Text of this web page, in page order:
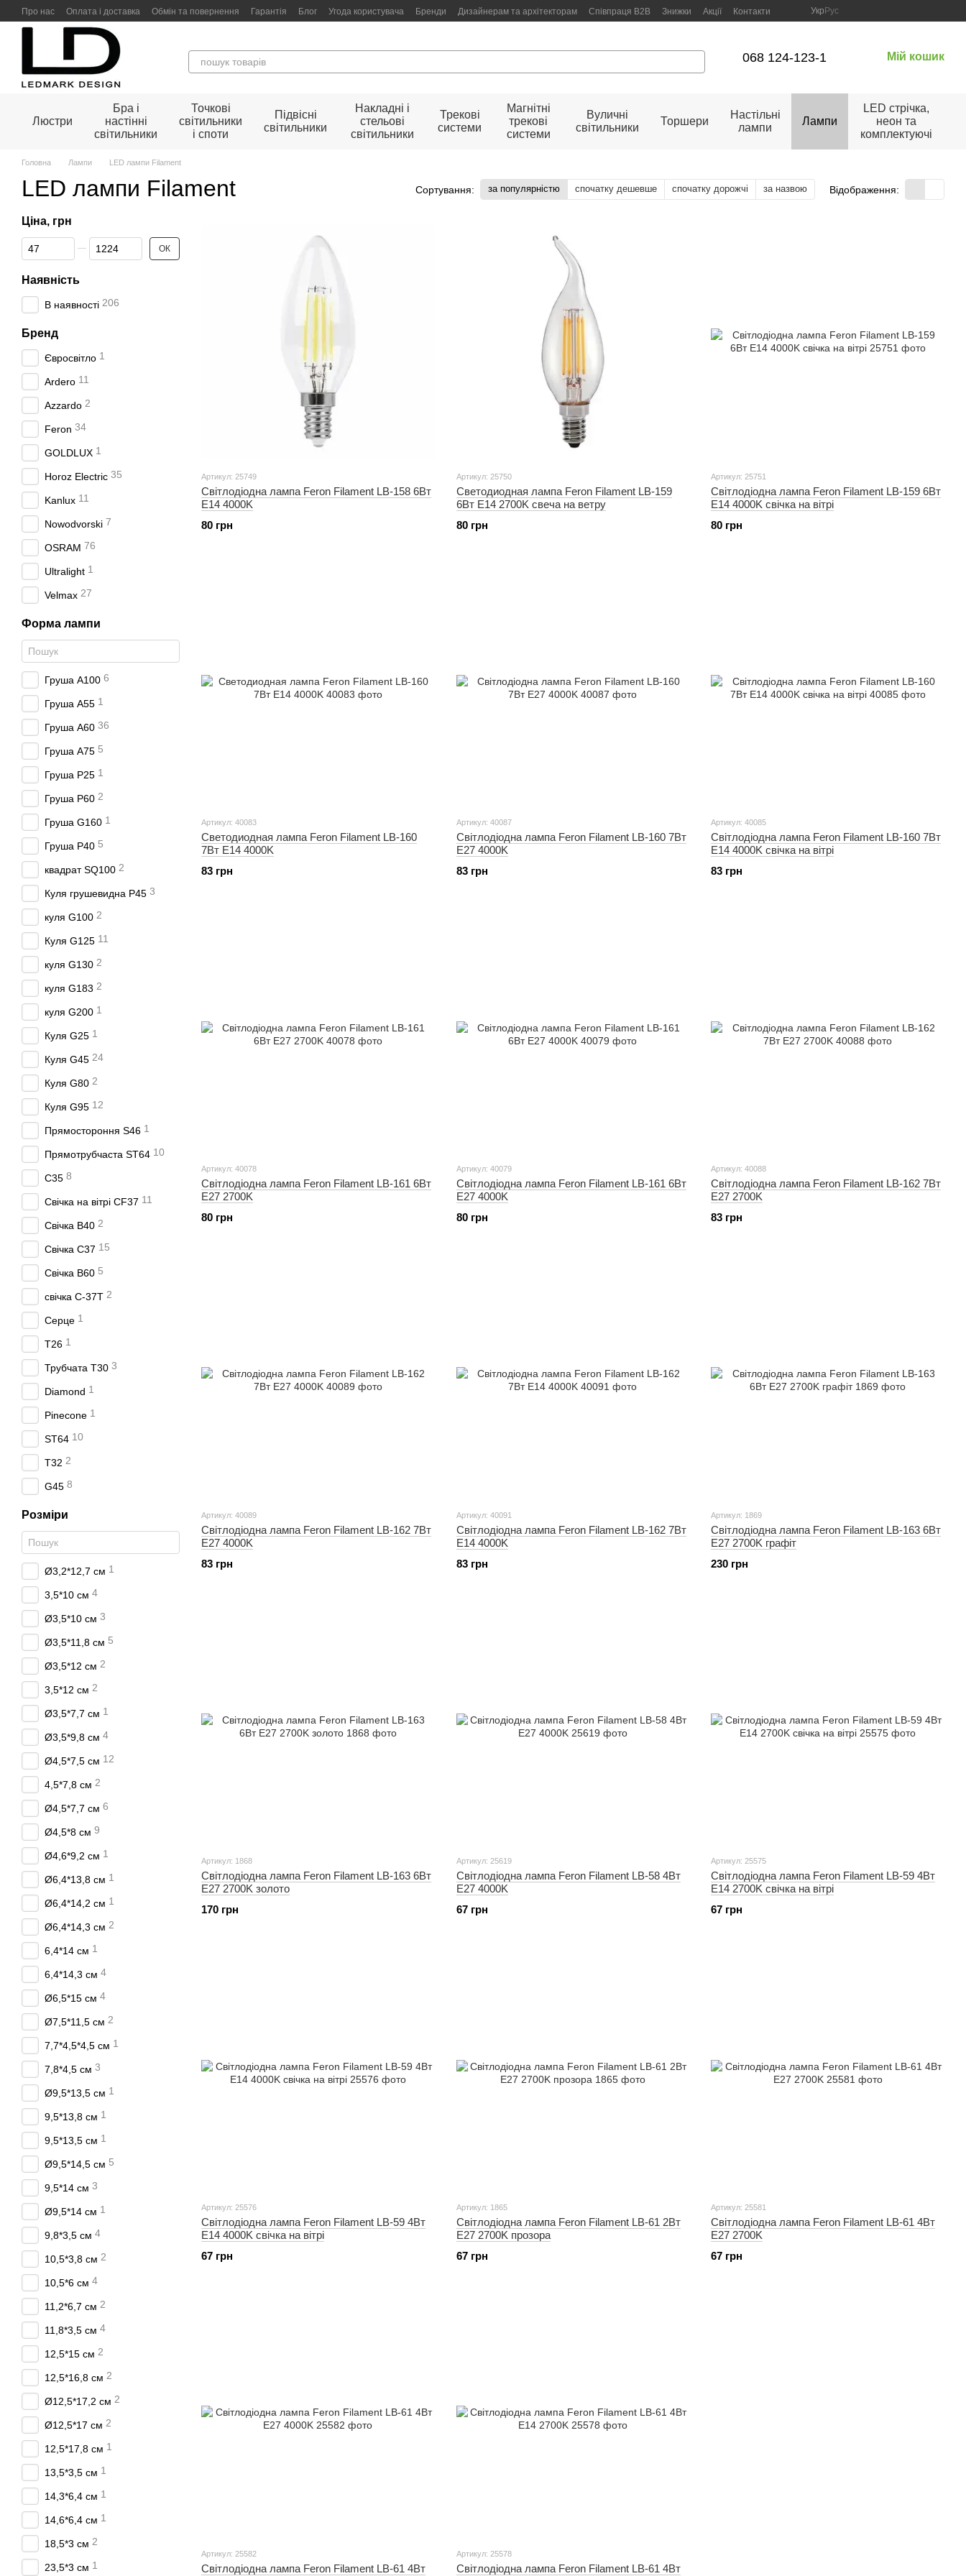
Перейти до основного контенту
Про нас Оплата і доставка Обмін та повернення Гарантія Блог Угода користувача Бренди Дизайнерам та архітекторам Співпраця B2B Знижки Акції Контакти Укр Рус
068 124-123-1 Мій кошик
Люстри
Бра і
настінні
світильники
Точкові
світильники
і споти
Підвісні
світильники
Накладні і
стельові
світильники
Трекові
системи
Магнітні
трекові
системи
Вуличні
світильники
Торшери
Настільні
лампи
Лампи
LED стрічка,
неон та
комплектуючі
Головна Лампи LED лампи Filament
LED лампи Filament Сортування: за популярністю спочатку дешевше спочатку дорожчі за назвою Відображення:
Артикул: 25749
Світлодіодна лампа Feron Filament LB-158 6Вт
E14 4000K
80 грн
Артикул: 25750
Светодиодная лампа Feron Filament LB-159
6Вт E14 2700K свеча на ветру
80 грн
Артикул: 25751
Світлодіодна лампа Feron Filament LB-159 6Вт
E14 4000K свічка на вітрі
80 грн
Артикул: 40083
Светодиодная лампа Feron Filament LB-160
7Вт E14 4000K
83 грн
Артикул: 40087
Світлодіодна лампа Feron Filament LB-160 7Вт
E27 4000K
83 грн
Артикул: 40085
Світлодіодна лампа Feron Filament LB-160 7Вт
E14 4000K свічка на вітрі
83 грн
Артикул: 40078
Світлодіодна лампа Feron Filament LB-161 6Вт
E27 2700K
80 грн
Артикул: 40079
Світлодіодна лампа Feron Filament LB-161 6Вт
E27 4000K
80 грн
Артикул: 40088
Світлодіодна лампа Feron Filament LB-162 7Вт
E27 2700K
83 грн
Артикул: 40089
Світлодіодна лампа Feron Filament LB-162 7Вт
E27 4000K
83 грн
Артикул: 40091
Світлодіодна лампа Feron Filament LB-162 7Вт
E14 4000K
83 грн
Артикул: 1869
Світлодіодна лампа Feron Filament LB-163 6Вт
E27 2700K графіт
230 грн
Артикул: 1868
Світлодіодна лампа Feron Filament LB-163 6Вт
E27 2700K золото
170 грн
Артикул: 25619
Світлодіодна лампа Feron Filament LB-58 4Вт
E27 4000K
67 грн
Артикул: 25575
Світлодіодна лампа Feron Filament LB-59 4Вт
E14 2700K свічка на вітрі
67 грн
Артикул: 25576
Світлодіодна лампа Feron Filament LB-59 4Вт
E14 4000K свічка на вітрі
67 грн
Артикул: 1865
Світлодіодна лампа Feron Filament LB-61 2Вт
E27 2700K прозора
67 грн
Артикул: 25581
Світлодіодна лампа Feron Filament LB-61 4Вт
E27 2700K
67 грн
Артикул: 25582
Світлодіодна лампа Feron Filament LB-61 4Вт
Артикул: 25578
Світлодіодна лампа Feron Filament LB-61 4Вт
Ціна, грн
Від Ціна, грн
До Ціна, грн ОК
Наявність
В наявності 206
Бренд
Євросвітло 1
Ardero 11
Azzardo 2
Feron 34
GOLDLUX 1
Horoz Electric 35
Kanlux 11
Nowodvorski 7
OSRAM 76
Ultralight 1
Velmax 27
Форма лампи
Груша А100 6
Груша А55 1
Груша А60 36
Груша А75 5
Груша Р25 1
Груша Р60 2
Груша G160 1
Груша P40 5
квадрат SQ100 2
Куля грушевидна P45 3
куля G100 2
Куля G125 11
куля G130 2
куля G183 2
куля G200 1
Куля G25 1
Куля G45 24
Куля G80 2
Куля G95 12
Прямостороння S46 1
Прямотрубчаста ST64 10
С35 8
Свічка на вітрі CF37 11
Свічка B40 2
Свічка C37 15
Свiчка В60 5
свiчка С-37Т 2
Серце 1
Т26 1
Трубчата Т30 3
Diamond 1
Pinecone 1
ST64 10
T32 2
G45 8
Розміри
Ø3,2*12,7 см 1
3,5*10 см 4
Ø3,5*10 см 3
Ø3,5*11,8 см 5
Ø3,5*12 см 2
3,5*12 см 2
Ø3,5*7,7 см 1
Ø3,5*9,8 см 4
Ø4,5*7,5 см 12
4,5*7,8 см 2
Ø4,5*7,7 см 6
Ø4,5*8 см 9
Ø4,6*9,2 см 1
Ø6,4*13,8 см 1
Ø6,4*14,2 см 1
Ø6,4*14,3 см 2
6,4*14 см 1
6,4*14,3 см 4
Ø6,5*15 см 4
Ø7,5*11,5 см 2
7,7*4,5*4,5 см 1
7,8*4,5 см 3
Ø9,5*13,5 см 1
9,5*13,8 см 1
9,5*13,5 см 1
Ø9,5*14,5 см 5
9,5*14 cм 3
Ø9,5*14 см 1
9,8*3,5 см 4
10,5*3,8 см 2
10,5*6 см 4
11,2*6,7 см 2
11,8*3,5 см 4
12,5*15 см 2
12,5*16,8 см 2
Ø12,5*17,2 см 2
Ø12,5*17 см 2
12,5*17,8 см 1
13,5*3,5 см 1
14,3*6,4 см 1
14,6*6,4 см 1
18,5*3 см 2
23,5*3 см 1